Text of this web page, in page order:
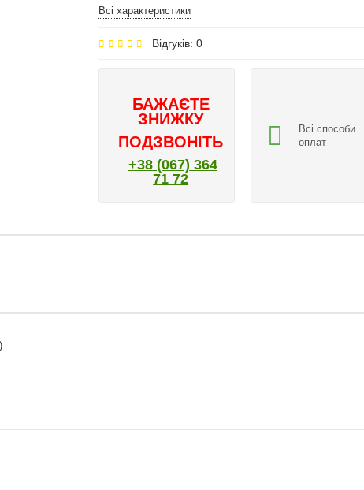
Всі характеристики
Відгуків: 0
БАЖАЄТЕ
ЗНИЖКУ
ПОДЗВОНІТЬ
+38 (067) 364
71 72
Всі способи
оплат